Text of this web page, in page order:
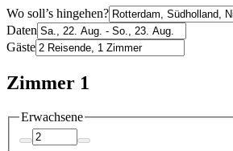
Wo soll’s hingehen?
Daten
Gäste
Zimmer 1
Erwachsene